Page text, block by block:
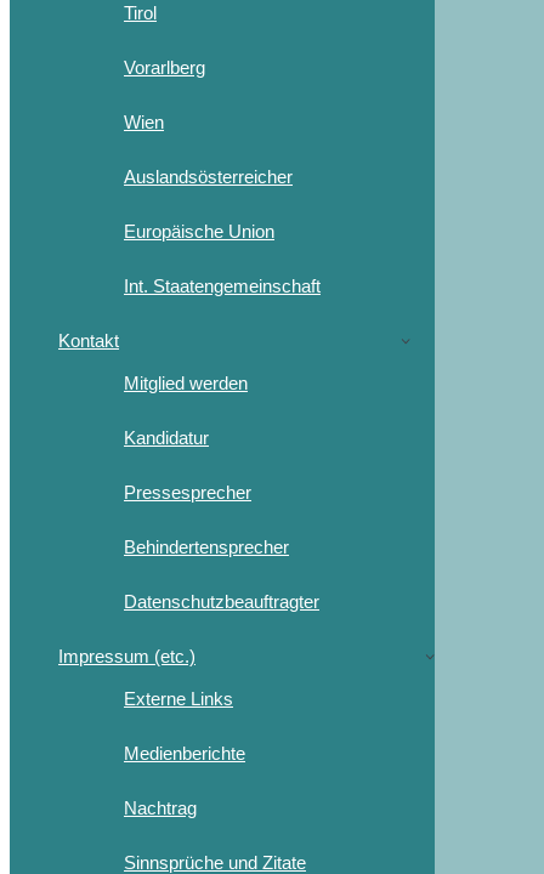
Tirol
Vorarlberg
Wien
Auslandsösterreicher
Europäische Union
Int. Staatengemeinschaft
Kontakt
Mitglied werden
Kandidatur
Pressesprecher
Behindertensprecher
Datenschutzbeauftragter
Impressum (etc.)
Externe Links
Medienberichte
Nachtrag
Sinnsprüche und Zitate